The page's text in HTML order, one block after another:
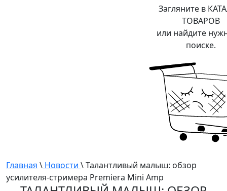
Загляните в
ТОВАРОВ
или найдите
поиске.
Главная \ Новости \ Талантливый малыш: обзор
усилителя-стримера Premiera Mini Amp